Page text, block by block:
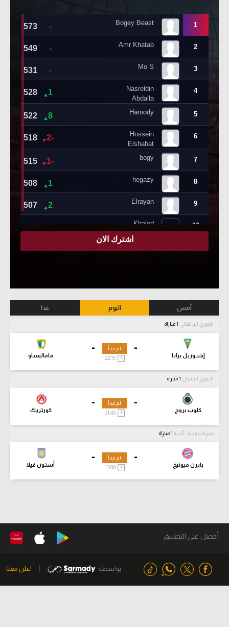
أمس اليوم غدا
الدوري البرتغالي
-
إشتوريل برايا
-
فاماليساو
لم تبدأ
22:15
الدوري البلجيكي
-
كلوب بروج
-
كورتريك
لم تبدأ
21:45
مباريات ودية - أندية
-
بايرن ميونيخ
-
أستون فيلا
لم تبدأ
13:00
أحصل على التطبيق
بواسطة اعلن معنا